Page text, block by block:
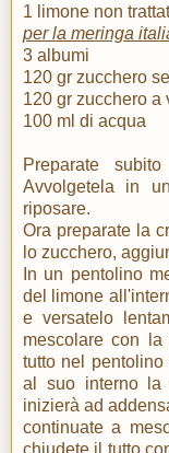
1 limone non
per la meringa
3 albumi
120 gr zucchero
120 gr zucchero a
100 ml di acqua
Preparate
Avvolgetela in
riposare.
Ora preparate la
lo zucchero,
In un pentolino
del limone
e versatelo
mescolare con la
tutto nel
al suo interno la
inizierà ad
continuate a